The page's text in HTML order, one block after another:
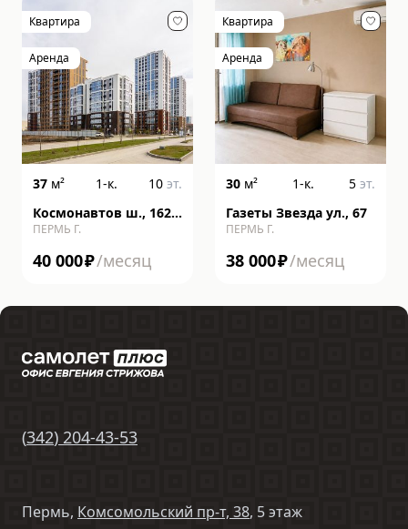
Квартира
Аренда
37 м² 1-к. 10 эт.
Космонавтов ш., 162,
литера к
ПЕРМЬ Г.
40 000₽/месяц
Квартира
Аренда
30 м² 1-к. 5 эт.
Газеты Звезда ул., 67
ПЕРМЬ Г.
38 000₽/месяц
(342) 204-43-53
Пермь, Комсомольский пр-т, 38, 5 этаж